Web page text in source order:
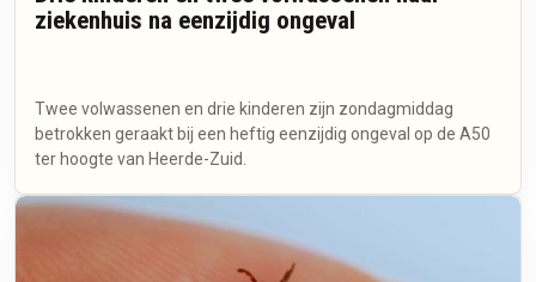
ziekenhuis na eenzijdig ongeval
Twee volwassenen en drie kinderen zijn zondagmiddag
betrokken geraakt bij een heftig eenzijdig ongeval op de A50
ter hoogte van Heerde-Zuid.